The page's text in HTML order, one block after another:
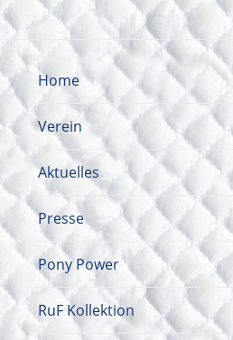
Home
Verein
Aktuelles
Presse
Pony Power
RuF Kollektion